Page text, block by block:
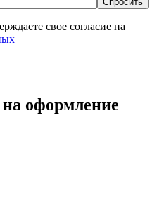
свое согласие на
оформление